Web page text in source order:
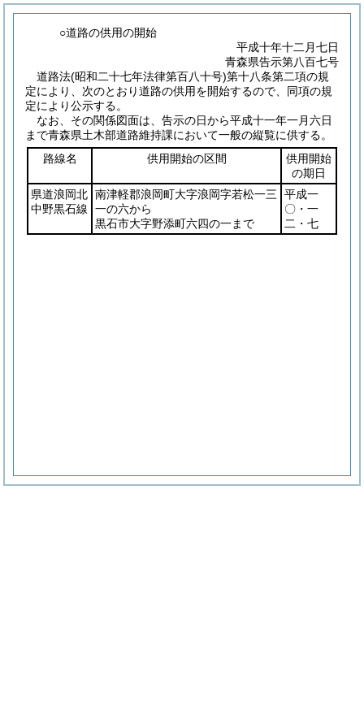
○道路の供用の開始
平成十年十二月七日
青森県告示第八百七号
道路法(昭和二十七年法律第百八十号)第十八条第二項の規
定により、次のとおり道路の供用を開始するので、同項の規
定により公示する。
なお、その関係図面は、告示の日から平成十一年一月六日
まで青森県土木部道路維持課において一般の縦覧に供する。
路線名
供用開始の区間
供用開始
の期日
県道浪岡北
中野黒石線
南津軽郡浪岡町大字浪岡字若松一三
一の六から
黒石市大字野添町六四の一まで
平成一
〇・一
二・七